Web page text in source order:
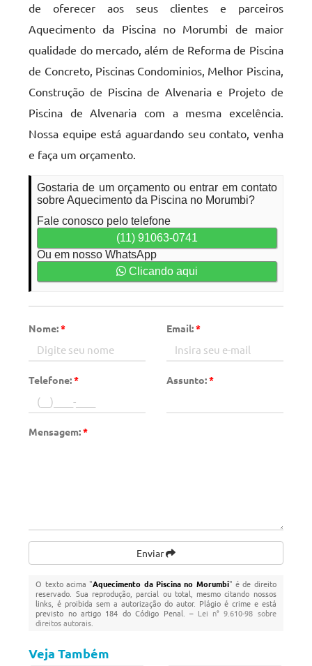
de oferecer aos seus clientes e parceiros
Aquecimento da Piscina no Morumbi de maior
qualidade do mercado, além de Reforma de Piscina
de Concreto, Piscinas Condominios, Melhor Piscina,
Construção de Piscina de Alvenaria e Projeto de
Piscina de Alvenaria com a mesma excelência.
Nossa equipe está aguardando seu contato, venha
e faça um orçamento.
Gostaria de um orçamento ou entrar em contato
sobre Aquecimento da Piscina no Morumbi?
Fale conosco pelo telefone
(11) 91063-0741
Ou em nosso WhatsApp
Clicando aqui
Nome:* Email:*
Telefone:* Assunto:*
Mensagem:*
Enviar
O texto acima "Aquecimento da Piscina no Morumbi" é de direito
reservado. Sua reprodução, parcial ou total, mesmo citando nossos
links, é proibida sem a autorização do autor. Plágio é crime e está
previsto no artigo 184 do Código Penal. – Lei n° 9.610-98 sobre
direitos autorais
Veja Também